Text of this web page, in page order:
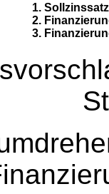
1.
2.
3.